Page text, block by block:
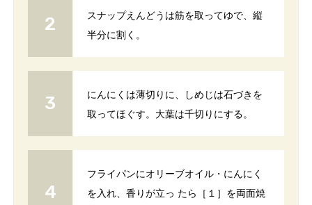
スナップえんどうは筋を取ってゆで、縦
半分に割く。
にんにくは薄切りに、しめじは石づきを
取ってほぐす。大葉は千切りにする。
フライパンにオリーブオイル・にんにく
を入れ、香りが立っ たら［１］を両面焼